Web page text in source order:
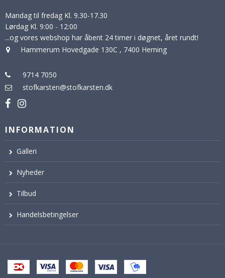
Mandag til fredag Kl. 9.30-17.30
Lørdag Kl. 9:00 - 12:00
...og vores webshop har åbent 24 timer i døgnet, året rundt!
Hammerum Hovedgade 130C , 7400 Herning
9714 7050
stofkarsten@stofkarsten.dk
INFORMATION
Galleri
Nyheder
Tilbud
Handelsbetingelser